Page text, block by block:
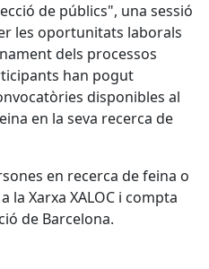
de públics", una sessió
les oportunitats laborals
dels processos
han pogut
disponibles al
en la seva recerca de
en recerca de feina o
Xarxa XALOC i compta
de Barcelona.